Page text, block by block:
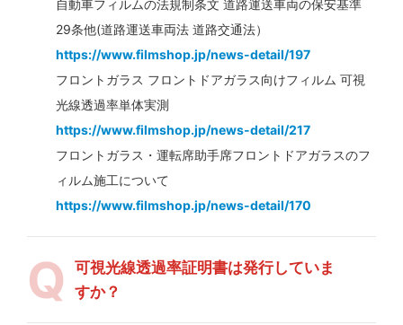
自動車フィルムの法規制条文 道路運送車両の保安基準
29条他(道路運送車両法 道路交通法）
https://www.filmshop.jp/news-detail/197
フロントガラス フロントドアガラス向けフィルム 可視
光線透過率単体実測
https://www.filmshop.jp/news-detail/217
フロントガラス・運転席助手席フロントドアガラスのフ
ィルム施工について
https://www.filmshop.jp/news-detail/170
可視光線透過率証明書は発行していま
すか？